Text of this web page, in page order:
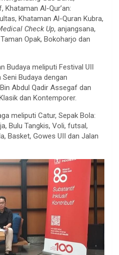
Khataman Al-Qur’an:
Khataman Al-Quran Kubra,
Check Up, anjangsana,
Opak, Bokoharjo dan
Budaya meliputi Festival UII
Budaya dengan
Abdul Qadir Assegaf dan
dan Kontemporer.
meliputi Catur, Sepak Bola:
Bulu Tangkis, Voli, futsal,
Basket, Gowes UII dan Jalan